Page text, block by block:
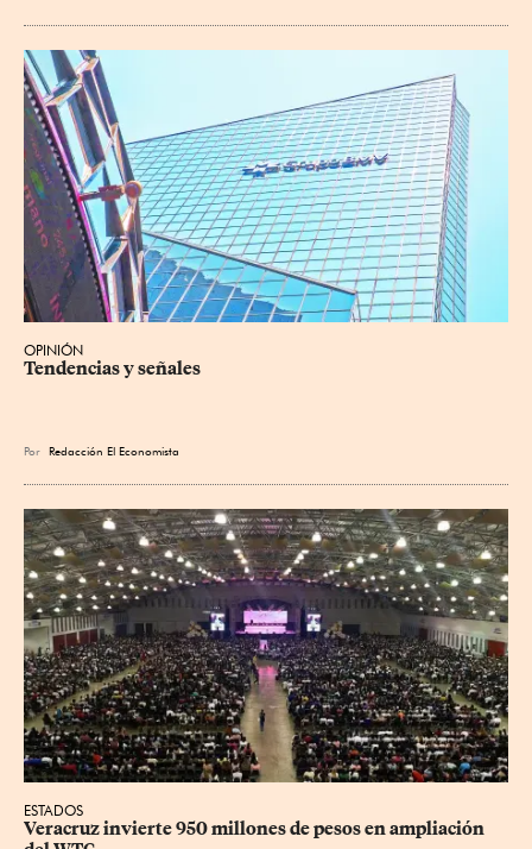
OPINIÓN
Tendencias y señales
Por Redacción El Economista
ESTADOS
Veracruz invierte 950 millones de pesos en ampliación